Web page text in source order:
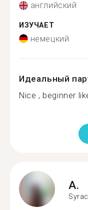
английский
ИЗУЧАЕТ
немецкий
Идеальный
Nice , beginner
A.